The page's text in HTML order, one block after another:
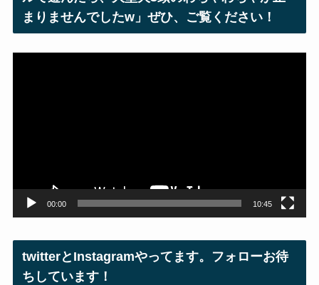
まりませんでしたw」ぜひ、ご覧ください！
00:00 10:45
twitterとInstagramやってます。フォローお待
ちしています！